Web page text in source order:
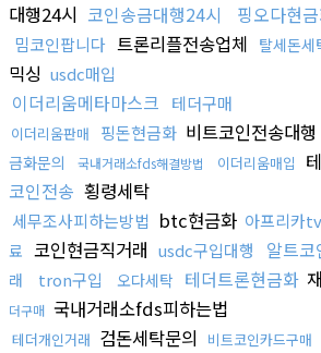
대행24시 코인송금대행24시 핑오다현
밈코인팝니다 트론리플전송업체 탈세돈세
믹싱 usdc매입
이더리움메타마스크 테더구매
이더리움판매 핑돈현금화 비트코인전송대행
금화문의
국내거래소fds해결방법 이더리움매입
코인전송 횡령세탁
세무조사피하는방법 btc현금화 아프리카
료 코인현금직거래 usdc구입대행 알트코
래
tron구입 오다세탁 테더트론현금화
더구매 국내거래소fds피하는법
테더개인거래 검돈세탁문의 비트코인카드구매